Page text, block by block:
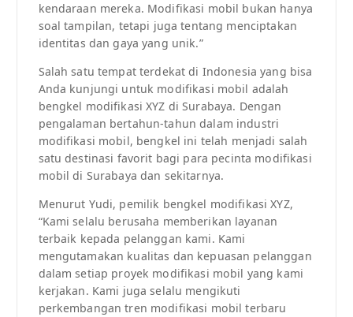
kendaraan mereka. Modifikasi mobil bukan hanya
soal tampilan, tetapi juga tentang menciptakan
identitas dan gaya yang unik.”
Salah satu tempat terdekat di Indonesia yang bisa
Anda kunjungi untuk modifikasi mobil adalah
bengkel modifikasi XYZ di Surabaya. Dengan
pengalaman bertahun-tahun dalam industri
modifikasi mobil, bengkel ini telah menjadi salah
satu destinasi favorit bagi para pecinta modifikasi
mobil di Surabaya dan sekitarnya.
Menurut Yudi, pemilik bengkel modifikasi XYZ,
“Kami selalu berusaha memberikan layanan
terbaik kepada pelanggan kami. Kami
mengutamakan kualitas dan kepuasan pelanggan
dalam setiap proyek modifikasi mobil yang kami
kerjakan. Kami juga selalu mengikuti
perkembangan tren modifikasi mobil terbaru